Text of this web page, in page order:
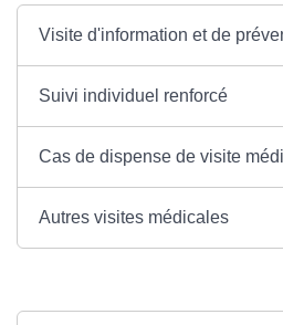
Visite d'information et de
Suivi individuel renforcé
Cas de dispense de visite
Autres visites médicales